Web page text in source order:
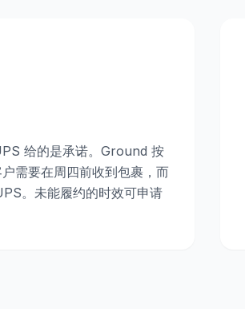
给的是承诺。Ground 按
需要在周四前收到包裹，而
。未能履约的时效可申请